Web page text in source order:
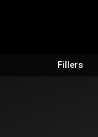
Fillers